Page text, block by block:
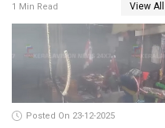
വേണ്ടിയുള്ള
പിടിവലിക്കിടയിൽ
അപ്പൂപ്പനെതിരെ പോക്സോ
കേസ് ഒടുവിൽ 4 ജീവനുകൾ
പൊലിഞ്ഞു
1 Min Read View All
Posted On 23-12-2025